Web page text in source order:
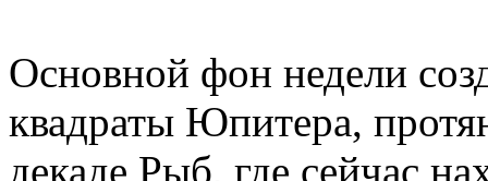
Основной фон недели
квадраты Юпитера,
декаде Рыб, где сейчас